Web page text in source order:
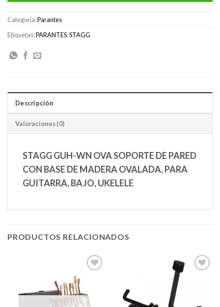
Categoría:Parantes
Etiquetas:PARANTES,STAGG
Descripción
Valoraciones (0)
STAGG GUH-WN OVA SOPORTE DE PARED
CON BASE DE MADERA OVALADA, PARA
GUITARRA, BAJO, UKELELE
PRODUCTOS RELACIONADOS
Añadir
a la